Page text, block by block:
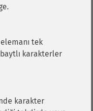
tek
karakterler
karakter